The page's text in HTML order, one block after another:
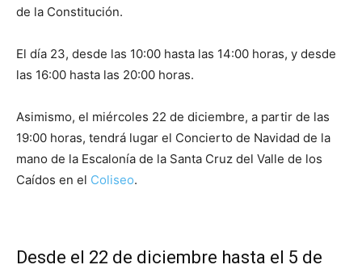
de la Constitución.
El día 23, desde las 10:00 hasta las 14:00 horas, y desde
las 16:00 hasta las 20:00 horas.
Asimismo, el miércoles 22 de diciembre, a partir de las
19:00 horas, tendrá lugar el Concierto de Navidad de la
mano de la Escalonía de la Santa Cruz del Valle de los
Caídos en el Coliseo.
Desde el 22 de diciembre hasta el 5 de